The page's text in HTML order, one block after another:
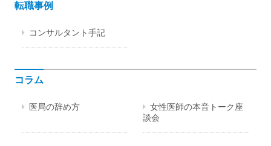
転職事例
コンサルタント手記
コラム
医局の辞め方
女性医師の本音トーク座
談会